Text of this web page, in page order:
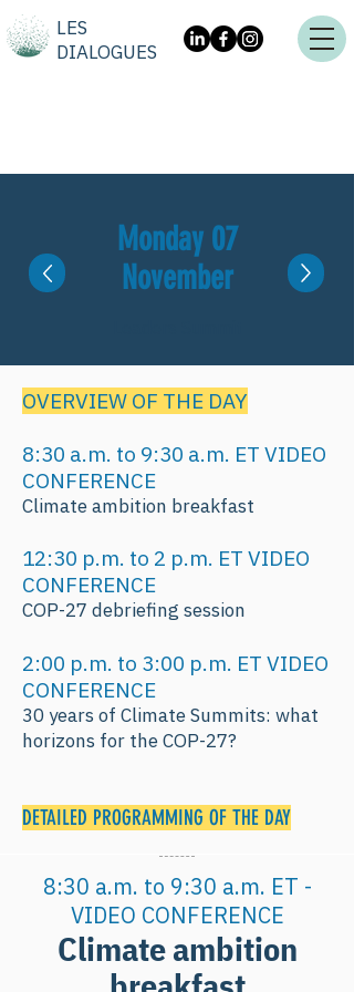
LES
DIALOGUES
Monday 07
November
OVERVIEW OF THE DAY
8:30 a.m. to 9:30 a.m. ET VIDEO
CONFERENCE
Climate ambition breakfast
12:30 p.m. to 2 p.m. ET VIDEO
CONFERENCE
COP-27 debriefing session
2:00 p.m. to 3:00 p.m. ET VIDEO
CONFERENCE
30 years of Climate Summits: what
horizons for the COP-27?
DETAILED PROGRAMMING OF THE DAY
8:30 a.m. to 9:30 a.m. ET -
VIDEO CONFERENCE
Climate ambition